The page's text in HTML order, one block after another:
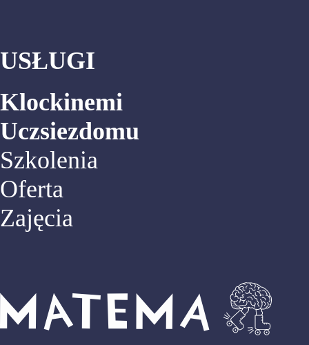
USŁUGI
Klockinemi
Uczsiezdomu
Szkolenia
Oferta
Zajęcia